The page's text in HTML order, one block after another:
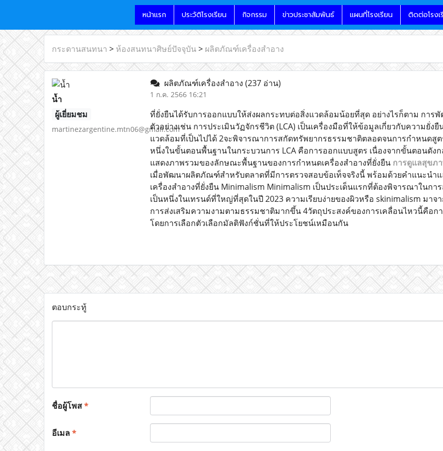
หน้าแรก ประวัติโรงเรียน กิจกรรม ข่าวประชาสัมพันธ์ แผนที่โรงเรียน ติดต่อโรงเ
กระดานสนทนา > ห้องสนทนาศิษย์ปัจจุบัน> ผลิตภัณฑ์เครื่องสำอาง
น้ำ
ผู้เยี่ยมชม
martinezargentine.mtn06@gmail.com
ผลิตภัณฑ์เครื่องสำอาง (237 อ่าน)
1 ก.ค. 2566 16:21
ที่ยั่งยืนได้รับการออกแบบให้ส่งผลกระทบต่อสิ่งแวดล้อมน้อยที่สุด อย่างไรก็ตาม กา
ตัวอย่างเช่น การประเมินวัฏจักรชีวิต (LCA) เป็นเครื่องมือที่ให้ข้อมูลเกี่ยวกับความ
แวดล้อมที่เป็นไปได้ 2จะพิจารณาการสกัดทรัพยากรธรรมชาติตลอดจนการกำหนด
หนึ่งในขั้นตอนพื้นฐานในกระบวนการ LCA คือการออกแบบสูตร เนื่องจากขั้นตอนดั
แสดงภาพรวมของลักษณะพื้นฐานของการกำหนดเครื่องสำอางที่ยั่งยืน การดูแลสุขภ
เมื่อพัฒนาผลิตภัณฑ์สำหรับตลาดที่มีการตรวจสอบข้อเท็จจริงนี้ พร้อมด้วยคำแนะนำ
เครื่องสำอางที่ยั่งยืน Minimalism Minimalism เป็นประเด็นแรกที่ต้องพิจารณาในก
เป็นหนึ่งในเทรนด์ที่ใหญ่ที่สุดในปี 2023 ความเรียบง่ายของผิวหรือ skinimalism มา
การส่งเสริมความงามตามธรรมชาติมากขึ้น 4วัตถุประสงค์ของการเคลื่อนไหวนี้คือ
โดยการเลือกตัวเลือกมัลติฟังก์ชั่นที่ให้ประโยชน์เหมือนกัน
ตอบกระทู้
ชื่อผู้โพส*
อีเมล*